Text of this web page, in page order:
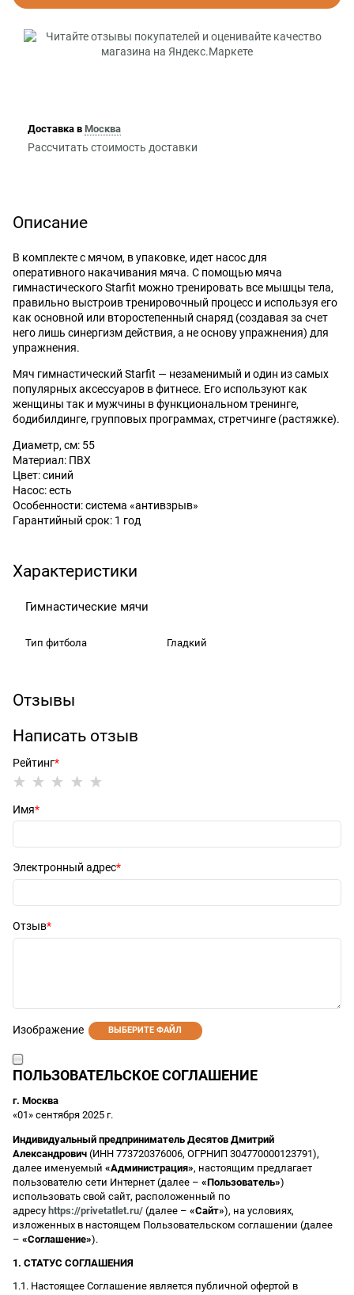
Доставка в Москва
Рассчитать стоимость доставки
Описание
В комплекте c мячом, в упаковке, идет насос для
оперативного накачивания мяча. С помощью мяча
гимнастического Starfit можно тренировать все мышцы тела,
правильно выстроив тренировочный процесс и используя его
как основной или второстепенный снаряд (создавая за счет
него лишь синергизм действия, а не основу упражнения) для
упражнения.
Мяч гимнастический Starfit — незаменимый и один из самых
популярных аксессуаров в фитнесе. Его используют как
женщины так и мужчины в функциональном тренинге,
бодибилдинге, групповых программах, стретчинге (растяжке).
Диаметр, см: 55
Материал: ПВХ
Цвет: синий
Насос: есть
Особенности: система «антивзрыв»
Гарантийный срок: 1 год
Характеристики
Гимнастические мячи
Тип фитбола Гладкий
Отзывы
Написать отзыв
Рейтинг
Имя
Электронный адрес
Отзыв
Изображение ВЫБЕРИТЕ ФАЙЛ
ПОЛЬЗОВАТЕЛЬСКОЕ СОГЛАШЕНИЕ
г. Москва
«01» сентября 2025 г.
Индивидуальный предприниматель Десятов Дмитрий
Александрович (ИНН 773720376006, ОГРНИП 304770000123791),
далее именуемый «Администрация», настоящим предлагает
пользователю сети Интернет (далее – «Пользователь»)
использовать свой сайт, расположенный по
адресу https://privetatlet.ru/ (далее – «Сайт»), на условиях,
изложенных в настоящем Пользовательском соглашении (далее
– «Соглашение»).
1. СТАТУС СОГЛАШЕНИЯ
1.1. Настоящее Соглашение является публичной офертой в